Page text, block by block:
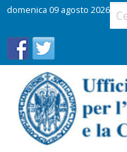
domenica 09 agosto 2026